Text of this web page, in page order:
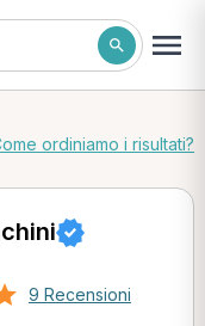
ordiniamo i risultati?
9 Recensioni